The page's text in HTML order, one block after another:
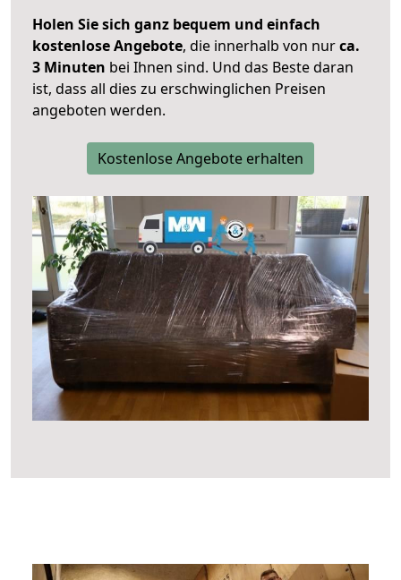
Holen Sie sich ganz bequem und einfach
kostenlose Angebote, die innerhalb von nurca.
3 Minuten bei Ihnen sind. Und das Beste daran
ist, dass all dies zu erschwinglichen Preisen
angeboten werden.
Kostenlose Angebote erhalten